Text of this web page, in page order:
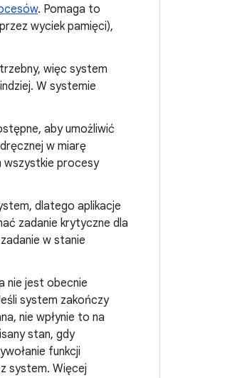
. Pomaga to
wyciek pamięci),
więc system
W systemie
aby umożliwić
w miarę
wszystkie procesy
dlatego aplikacje
zadanie krytyczne dla
w stanie
nie jest obecnie
system zakończy
nie wpłynie to na
stan, gdy
funkcji
system. Więcej